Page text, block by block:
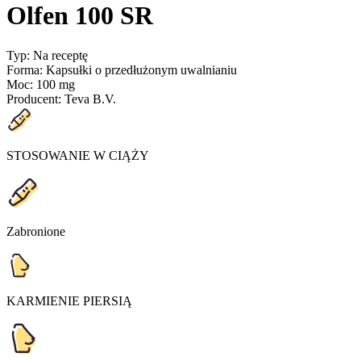
Olfen 100 SR
Typ: Na receptę
Forma: Kapsułki o przedłużonym uwalnianiu
Moc: 100 mg
Producent: Teva B.V.
STOSOWANIE W CIĄŻY
Zabronione
KARMIENIE PIERSIĄ